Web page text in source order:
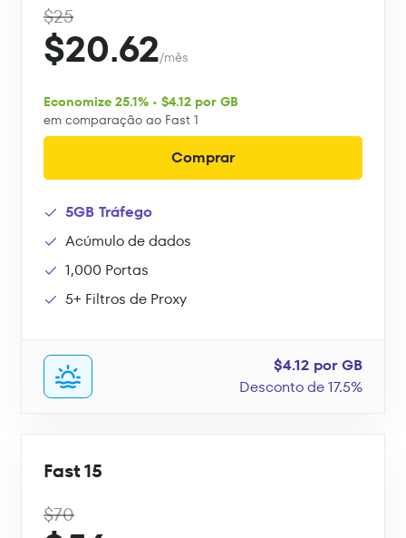
$25
$20.62/mês
Economize 25.1% • $4.12 por GB
em comparação ao Fast 1
Comprar
5GB Tráfego
Acúmulo de dados
1,000 Portas
5+ Filtros de Proxy
$4.12 por GB
Desconto de 17.5%
Fast 15
$70